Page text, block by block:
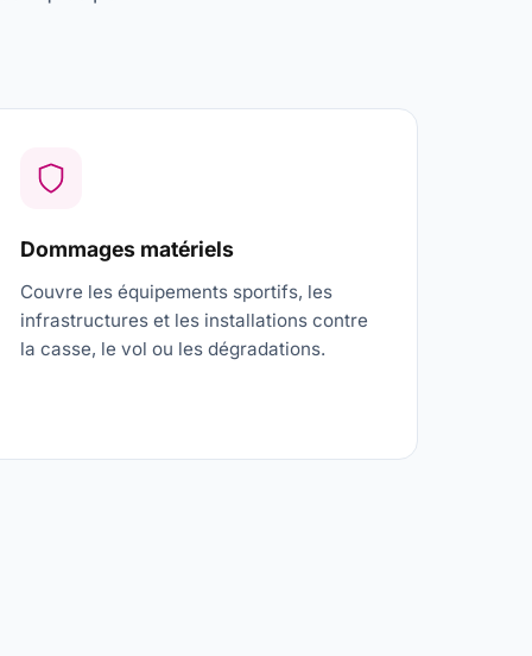
Dommages matériels
Couvre les équipements sportifs, les
infrastructures et les installations contre
la casse, le vol ou les dégradations.